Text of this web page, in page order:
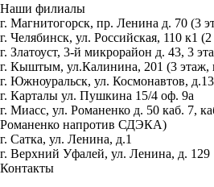
Наши филиалы
г. Магнитогорск, пр. Ленина д. 70 (3
г. Челябинск, ул. Российская, 110 к1
г. Златоуст, 3-й микрорайон д. 43, 3
г. Кыштым, ул.Калинина, 201 (3 этаж,
г. Южноуральск, ул. Космонавтов, д.13
г. Карталы ул. Пушкина 15/4 оф. 9а
г. Миасс, ул. Романенко д. 50 каб. 7,
Романенко напротив СДЭКА)
г. Сатка, ул. Ленина, д.1
г. Верхний Уфалей, ул. Ленина, д. 129
Контакты